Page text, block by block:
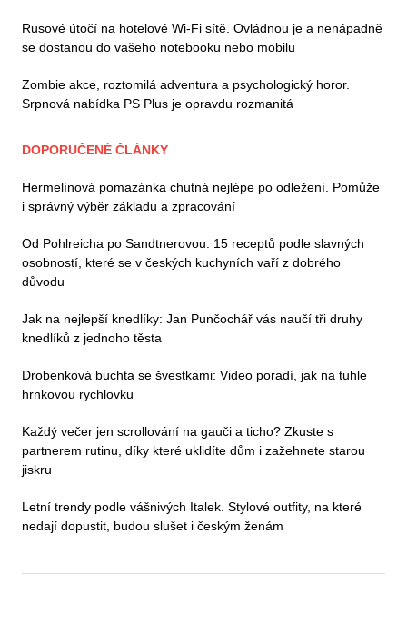
Rusové útočí na hotelové Wi-Fi sítě. Ovládnou je a nenápadně
se dostanou do vašeho notebooku nebo mobilu
Zombie akce, roztomilá adventura a psychologický horor.
Srpnová nabídka PS Plus je opravdu rozmanitá
DOPORUČENÉ ČLÁNKY
Hermelínová pomazánka chutná nejlépe po odležení. Pomůže
i správný výběr základu a zpracování
Od Pohlreicha po Sandtnerovou: 15 receptů podle slavných
osobností, které se v českých kuchyních vaří z dobrého
důvodu
Jak na nejlepší knedlíky: Jan Punčochář vás naučí tři druhy
knedlíků z jednoho těsta
Drobenková buchta se švestkami: Video poradí, jak na tuhle
hrnkovou rychlovku
Každý večer jen scrollování na gauči a ticho? Zkuste s
partnerem rutinu, díky které uklidíte dům i zažehnete starou
jiskru
Letní trendy podle vášnivých Italek. Stylové outfity, na které
nedají dopustit, budou slušet i českým ženám